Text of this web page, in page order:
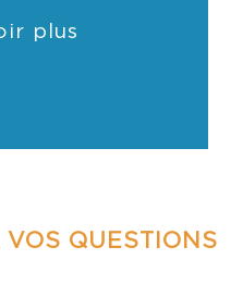
plus
VOS QUESTIONS